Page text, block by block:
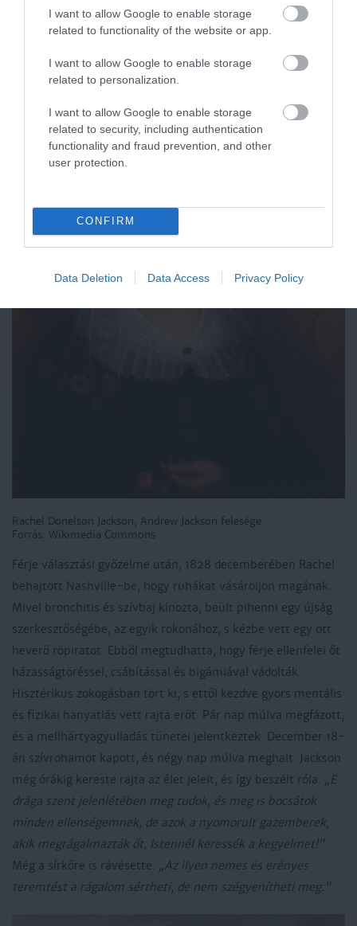
I want to allow Google to enable storage
related to functionality of the website or app.
I want to allow Google to enable storage
related to personalization.
I want to allow Google to enable storage
related to security, including authentication
functionality and fraud prevention, and other
user protection.
CONFIRM
Data Deletion Data Access Privacy Policy
kérdőjelezte meg, hogy szereti feleségét, és hű maradt
hozzá. Egy medálra festett arcképét élete végéig magánál
tartotta. Levelezésükben gyakran panaszkodtak amiatt, hogy
nem tölthetnek együtt annyi időt, amennyit szeretnének.
Rachel Donelson Jackson, Andrew Jackson felesége
Forrás: Wikimedia Commons
Férje választási győzelme után, 1828 decemberében Rachel
behajtott Nashville-be, hogy ruhákat vásároljon magának.
Mivel bronchitis és szívbaj kínozta, beült pihenni egy újság
szerkesztőségébe, az egyik rokonához, s kézbe vett egy ott
heverő röpiratot. Ebből megtudhatta, hogy férje ellenfelei őt
házasságtöréssel, csábítással és bigámiával vádolták.
Hisztérikus zokogásban tört ki, s ettől kezdve gyors mentális
és fizikai hanyatlás vett rajta erőt. Pár nap múlva megfázott,
és a mellhártyagyulladás tünetei jelentkeztek. December 18-
án szívrohamot kapott, és négy nap múlva meghalt. Jackson
még órákig kereste rajta az élet jeleit, és így beszélt róla:
„E
drága szent jelenlétében meg tudok, és meg is bocsátok
minden ellenségemnek, de azok a nyomorult gazemberek,
akik megrágalmazták őt, Istennél keressék a kegyelmet!”
Még a sírkőre is rávésette:
„Az ilyen nemes és erényes
teremtést a rágalom sértheti, de nem szégyenítheti meg.”